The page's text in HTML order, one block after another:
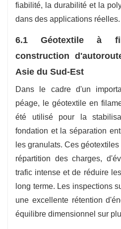
fiabilité, la durabilité et la
dans des applications réelles.
6.1 Géotextile à
construction
Asie du Sud-Est
Dans le cadre d'un
péage, le géotextile en
été utilisé pour la
fondation et la séparation
les granulats. Ces
répartition des charges,
trafic intense et de réduire
long terme. Les inspections
une excellente rétention
équilibre dimensionnel sur